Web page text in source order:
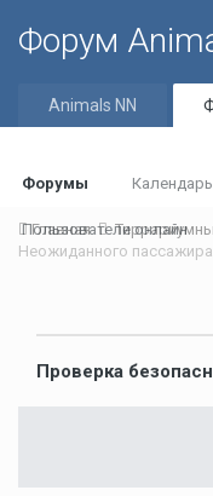
Форум
Animals NN
Форумы Календарь
Пользователи онлайн
Главная
Проверка